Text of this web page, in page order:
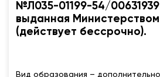
№Л035-01199-54/00631939
выданная
(действует бессрочно).
Вид образования –